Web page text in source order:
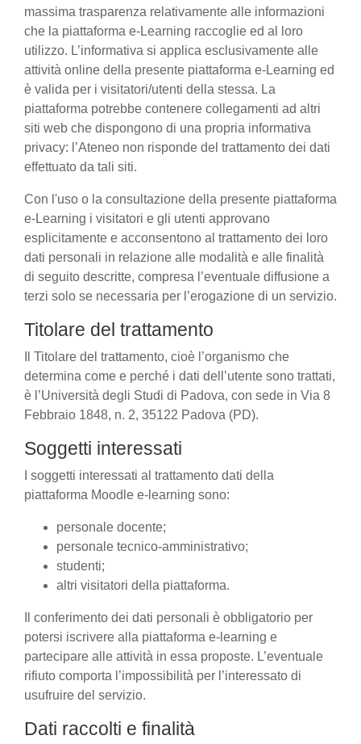
massima trasparenza relativamente alle informazioni
che la piattaforma e-Learning raccoglie ed al loro
utilizzo. L’informativa si applica esclusivamente alle
attività online della presente piattaforma e-Learning ed
è valida per i visitatori/utenti della stessa. La
piattaforma potrebbe contenere collegamenti ad altri
siti web che dispongono di una propria informativa
privacy: l’Ateneo non risponde del trattamento dei dati
effettuato da tali siti.
Con l'uso o la consultazione della presente piattaforma
e-Learning i visitatori e gli utenti approvano
esplicitamente e acconsentono al trattamento dei loro
dati personali in relazione alle modalità e alle finalità
di seguito descritte, compresa l’eventuale diffusione a
terzi solo se necessaria per l’erogazione di un servizio.
Titolare del trattamento
Il Titolare del trattamento, cioè l’organismo che
determina come e perché i dati dell’utente sono trattati,
è l’Università degli Studi di Padova, con sede in Via 8
Febbraio 1848, n. 2, 35122 Padova (PD).
Soggetti interessati
I soggetti interessati al trattamento dati della
piattaforma Moodle e-learning sono:
personale docente;
personale tecnico-amministrativo;
studenti;
altri visitatori della piattaforma.
Il conferimento dei dati personali è obbligatorio per
potersi iscrivere alla piattaforma e-learning e
partecipare alle attività in essa proposte. L’eventuale
rifiuto comporta l’impossibilità per l’interessato di
usufruire del servizio.
Dati raccolti e finalità